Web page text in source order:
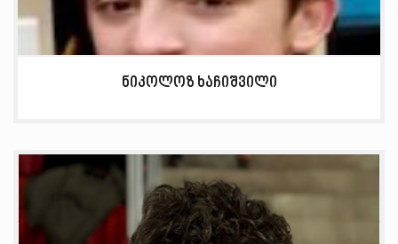
ნიკოლოზ ხაჩიშვილი